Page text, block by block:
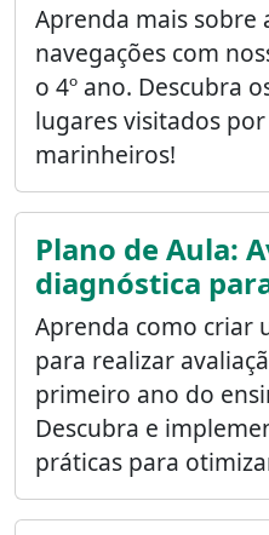
Aprenda mais sobre
navegações com
o 4º ano. Descubra
lugares visitados
marinheiros!
Plano de Aula:
diagnóstica
Aprenda como criar
para realizar
primeiro ano do
Descubra e
práticas para